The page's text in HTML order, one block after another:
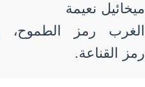
ميخائيل نعيمة
الغرب رمز الطموح،
رمز القناعة.